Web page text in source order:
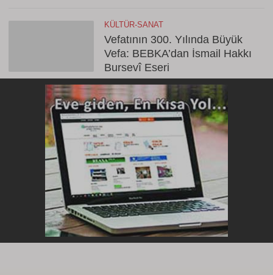
KÜLTÜR-SANAT
Vefatının 300. Yılında Büyük
Vefa: BEBKA’dan İsmail Hakkı
Bursevî Eseri